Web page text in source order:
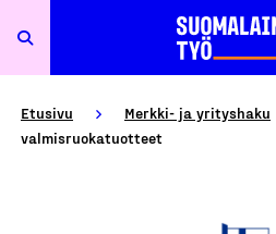
Etusivu Merkki- ja yrityshaku
valmisruokatuotteet